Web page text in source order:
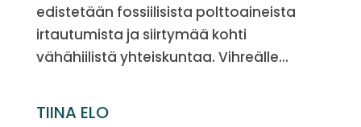
edistetään fossiilisista polttoaineista
irtautumista ja siirtymää kohti
vähähiilistä yhteiskuntaa. Vihreälle...
TIINA ELO